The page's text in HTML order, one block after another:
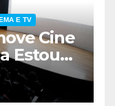
E TV
Cine
Estou
no